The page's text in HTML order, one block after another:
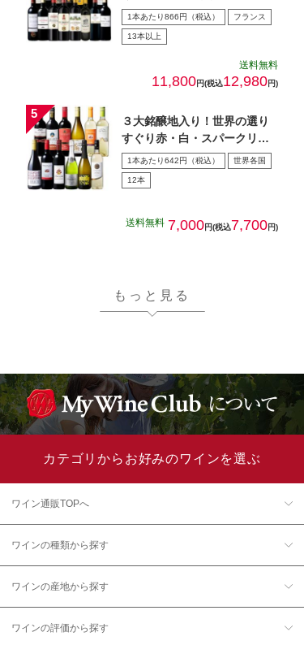
５本セット 第28弾
1本あたり866円（税込） フランス
13本以上
送料無料
11,800円(税込12,980円)
３大銘醸地入り！世界の選り
すぐり赤・白・スパークリン
グワイン飲み比べ１2本セッ
ト…
1本あたり642円（税込） 世界各国
12本
送料無料 7,000円(税込7,700円)
もっと見る
カテゴリからお好みのワインを選ぶ
ワイン通販TOPへ
ワインの種類から探す
ワインの産地から探す
ワインの評価から探す